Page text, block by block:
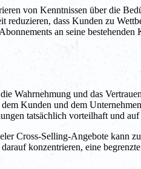
von Kenntnissen über die
dass Kunden zu
an seine
Wahrnehmung und das
Kunden und dem
tatsächlich vorteilhaft und
Cross-Selling-Angebote kann
konzentrieren, eine